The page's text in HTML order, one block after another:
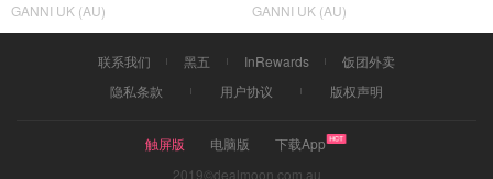
GANNI UK (AU) GANNI UK (AU)
联系我们 黑五 InRewards
饭团外卖
隐私条款
用户协议 版权声明
触屏版 电脑版
下载App
2019©dealmoon.com.au